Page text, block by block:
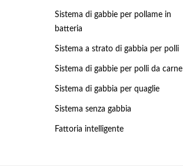
Sistema di gabbie per pollame in
batteria
Sistema a strato di gabbia per polli
Sistema di gabbie per polli da carne
Sistema di gabbia per quaglie
Sistema senza gabbia
Fattoria intelligente